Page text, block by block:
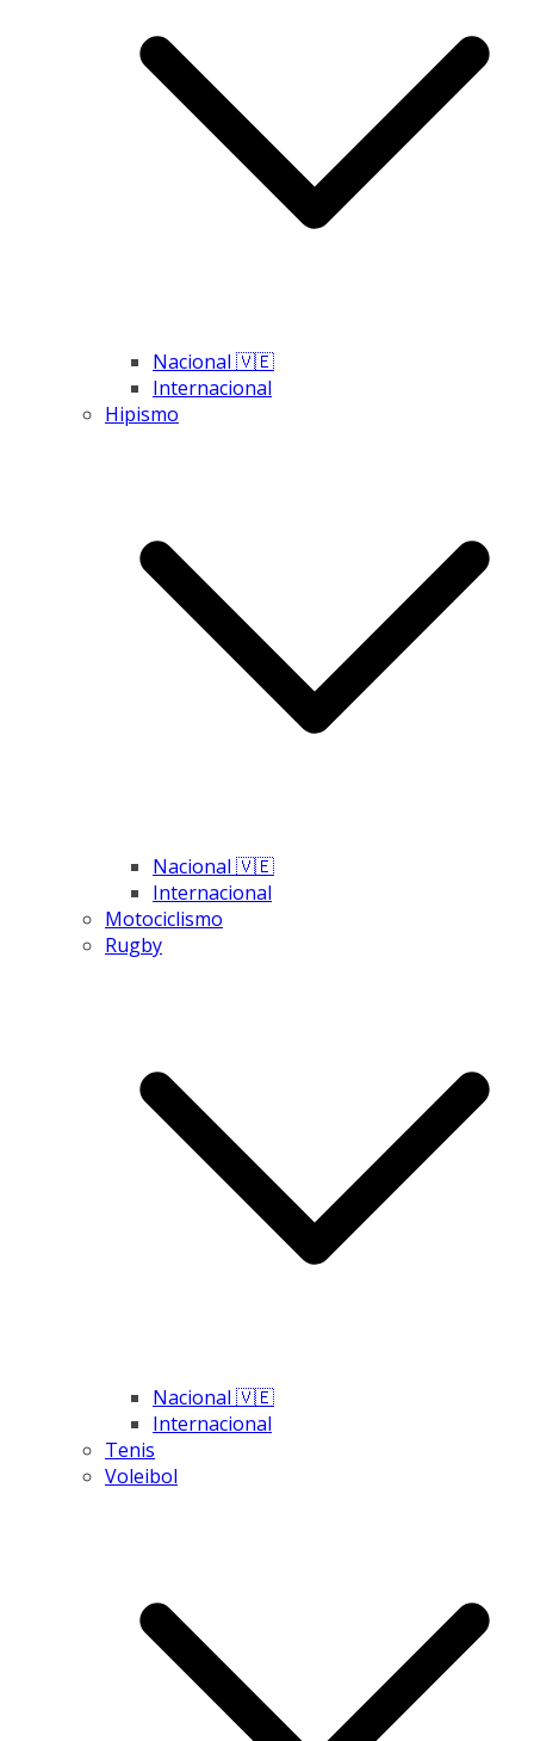
Nacional 🇻🇪
Internacional
Hipismo
Nacional 🇻🇪
Internacional
Motociclismo
Rugby
Nacional 🇻🇪
Internacional
Tenis
Voleibol